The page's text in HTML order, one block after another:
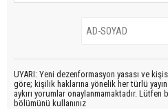
UYARI: Yeni dezenformasyon yasası ve
göre; kişilik haklarına yönelik her türlü
aykırı yorumlar onaylanmamaktadır.
bölümünü kullanınız